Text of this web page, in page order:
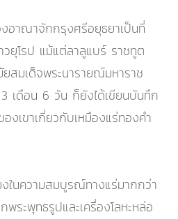
งอาณาจักกรุงศรีอยุธยาเป็นที่
ยุโรป แม้แต่ลาลูแบร์ ราชทูต
ยสมเด็จพระนารายณ์มหาราช
3 เดือน 6 วัน ก็ยังได้เขียนบันทึก
งเขาเกี่ยวกับเหมืองแร่ทองคำ
งในความสมบูรณ์ทางแร่มากกว่า
พระพุทธรูปและเครื่องโลหะหล่อ